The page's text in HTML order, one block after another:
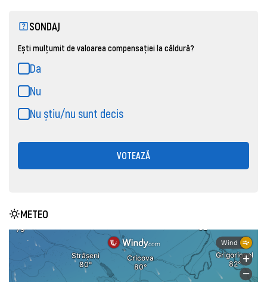
SONDAJ
Ești mulțumit de valoarea compensației la căldură?
Da
Nu
Nu știu/nu sunt decis
VOTEAZĂ
METEO